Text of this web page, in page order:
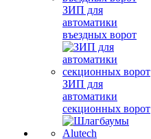
ЗИП для
автоматики
въездных ворот
ЗИП для
автоматики
секционных ворот